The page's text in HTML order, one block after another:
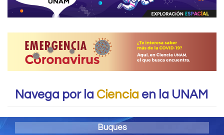
Navega por la Ciencia en la UNAM
Buques